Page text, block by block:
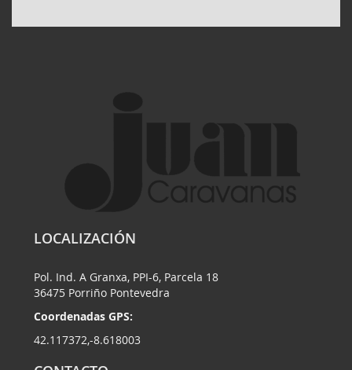
LOCALIZACIÓN
Pol. Ind. A Granxa, PPI-6, Parcela 18
36475 Porriño Pontevedra
Coordenadas GPS:
42.117372,-8.618003